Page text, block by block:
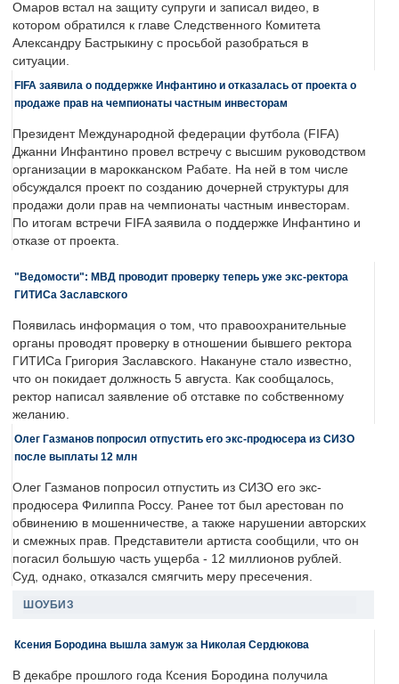
Омаров встал на защиту супруги и записал видео, в
котором обратился к главе Следственного Комитета
Александру Бастрыкину с просьбой разобраться в
ситуации.
FIFA заявила о поддержке Инфантино и отказалась от проекта о
продаже прав на чемпионаты частным инвесторам
Президент Международной федерации футбола (FIFA)
Джанни Инфантино провел встречу с высшим руководством
организации в марокканском Рабате. На ней в том числе
обсуждался проект по созданию дочерней структуры для
продажи доли прав на чемпионаты частным инвесторам.
По итогам встречи FIFA заявила о поддержке Инфантино и
отказе от проекта.
"Ведомости": МВД проводит проверку теперь уже экс-ректора
ГИТИСа Заславского
Появилась информация о том, что правоохранительные
органы проводят проверку в отношении бывшего ректора
ГИТИСа Григория Заславского. Накануне стало известно,
что он покидает должность 5 августа. Как сообщалось,
ректор написал заявление об отставке по собственному
желанию.
Олег Газманов попросил отпустить его экс-продюсера из СИЗО
после выплаты 12 млн
Олег Газманов попросил отпустить из СИЗО его экс-
продюсера Филиппа Россу. Ранее тот был арестован по
обвинению в мошенничестве, а также нарушении авторских
и смежных прав. Представители артиста сообщили, что он
погасил большую часть ущерба - 12 миллионов рублей.
Суд, однако, отказался смягчить меру пресечения.
ШОУБИЗ
Ксения Бородина вышла замуж за Николая Сердюкова
В декабре прошлого года Ксения Бородина получила